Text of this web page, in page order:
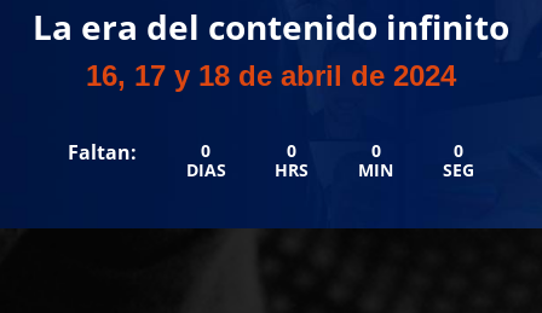
La era del contenido infinito
16, 17 y 18 de abril de 2024
Faltan:
0
DIAS
0
HRS
0
MIN
0
SEG